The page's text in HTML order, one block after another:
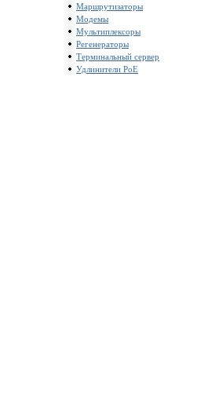
Маршрутизаторы
Модемы
Мультиплексоры
Регенераторы
Терминальный сервер
Удлинители PoE